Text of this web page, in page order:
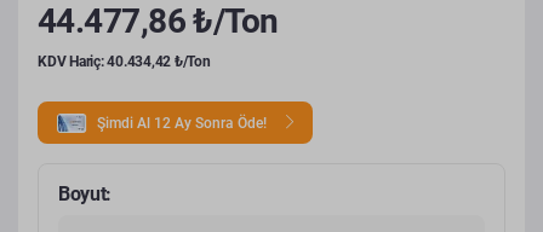
44.477,86 ₺/Ton
KDV Hariç: 40.434,42 ₺/Ton
Şimdi Al 12 Ay Sonra Öde!
Boyut: